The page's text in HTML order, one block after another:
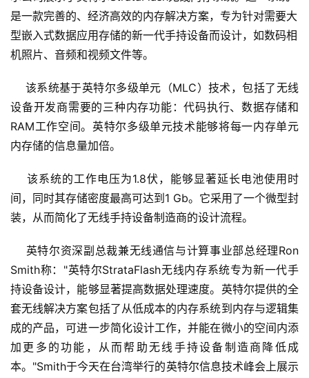
是一款完善的、经济高效的内存解决方案，专为针对需要大
型嵌入式数据应用存储的新一代手持设备而设计，如数码相
机照片、音频和视频文件等。
该系统基于英特尔多级单元（MLC）技术，包括了无线
设备开发商需要的三种内存功能：代码执行、数据存储和
RAM工作空间。英特尔多级单元技术能够将每一内存单元
内存储的信息量加倍。
该系统的工作电压为1.8伏，能够显著延长电池使用时
间，同时其存储密度最高可达到1 Gb。它采用了一个微型封
装，从而简化了无线手持设备制造商的设计流程。
英特尔资深副总裁兼无线通信与计算事业部总经理Ron
Smith称："英特尔StrataFlash无线内存系统专为新一代手
持设备设计，能够显著提高数据处理速度。英特尔提供的全
套无线解决方案包括了从低成本的内存系统到内存与逻辑集
成的产品，可进一步简化设计工作，并能在微小的空间内添
加更多的功能，从而帮助无线手持设备制造商降低成
本。"Smith于今天在台湾举行的英特尔信息技术峰会上展示